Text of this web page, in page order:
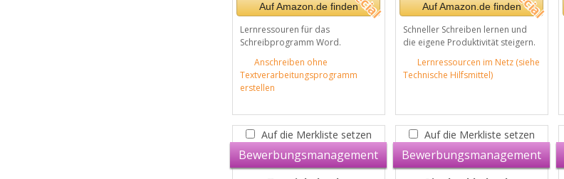
Auf Amazon.de finden
Lernressouren für das
Schreibprogramm Word.
Anschreiben ohne
Textverarbeitungsprogramm
erstellen
Auf Amazon.de finden
Schneller Schreiben lernen und
die eigene Produktivität steigern.
Lernressourcen im Netz (siehe
Technische Hilfsmittel)
Auf die Merkliste setzen
Bewerbungsmanagement
Auf die Merkliste setzen
Bewerbungsmanagement